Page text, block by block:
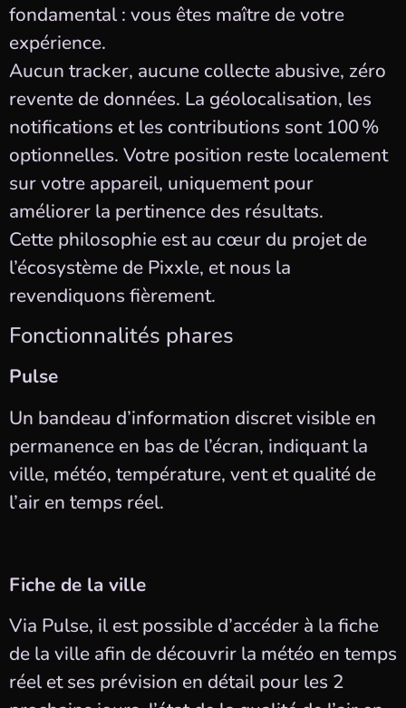
fondamental : vous êtes maître de votre
expérience.
Aucun tracker, aucune collecte abusive, zéro
revente de données. La géolocalisation, les
notifications et les contributions sont 100 %
optionnelles. Votre position reste localement
sur votre appareil, uniquement pour
améliorer la pertinence des résultats.
Cette philosophie est au cœur du projet de
l’écosystème de Pixxle, et nous la
revendiquons fièrement.
Fonctionnalités phares
Pulse
Un bandeau d’information discret visible en
permanence en bas de l’écran, indiquant la
ville, météo, température, vent et qualité de
l’air en temps réel.
Fiche de la ville
Via Pulse, il est possible d’accéder à la fiche
de la ville afin de découvrir la météo en temps
réel et ses prévision en détail pour les 2